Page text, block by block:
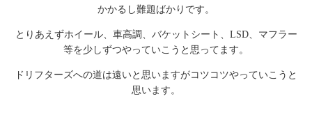
かかるし難題ばかりです。
とりあえずホイール、車高調、バケットシート、LSD、マフラー
等を少しずつやっていこうと思ってます。
ドリフターズへの道は遠いと思いますがコツコツやっていこうと
思います。